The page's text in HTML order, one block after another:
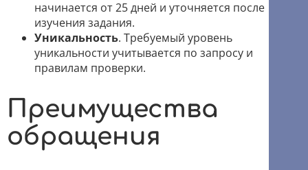
начинается от 25 дней и уточняется после
изучения задания.
Уникальность. Требуемый уровень
уникальности учитывается по запросу и
правилам проверки.
Преимущества
обращения